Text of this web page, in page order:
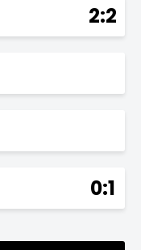
2:2
0:1